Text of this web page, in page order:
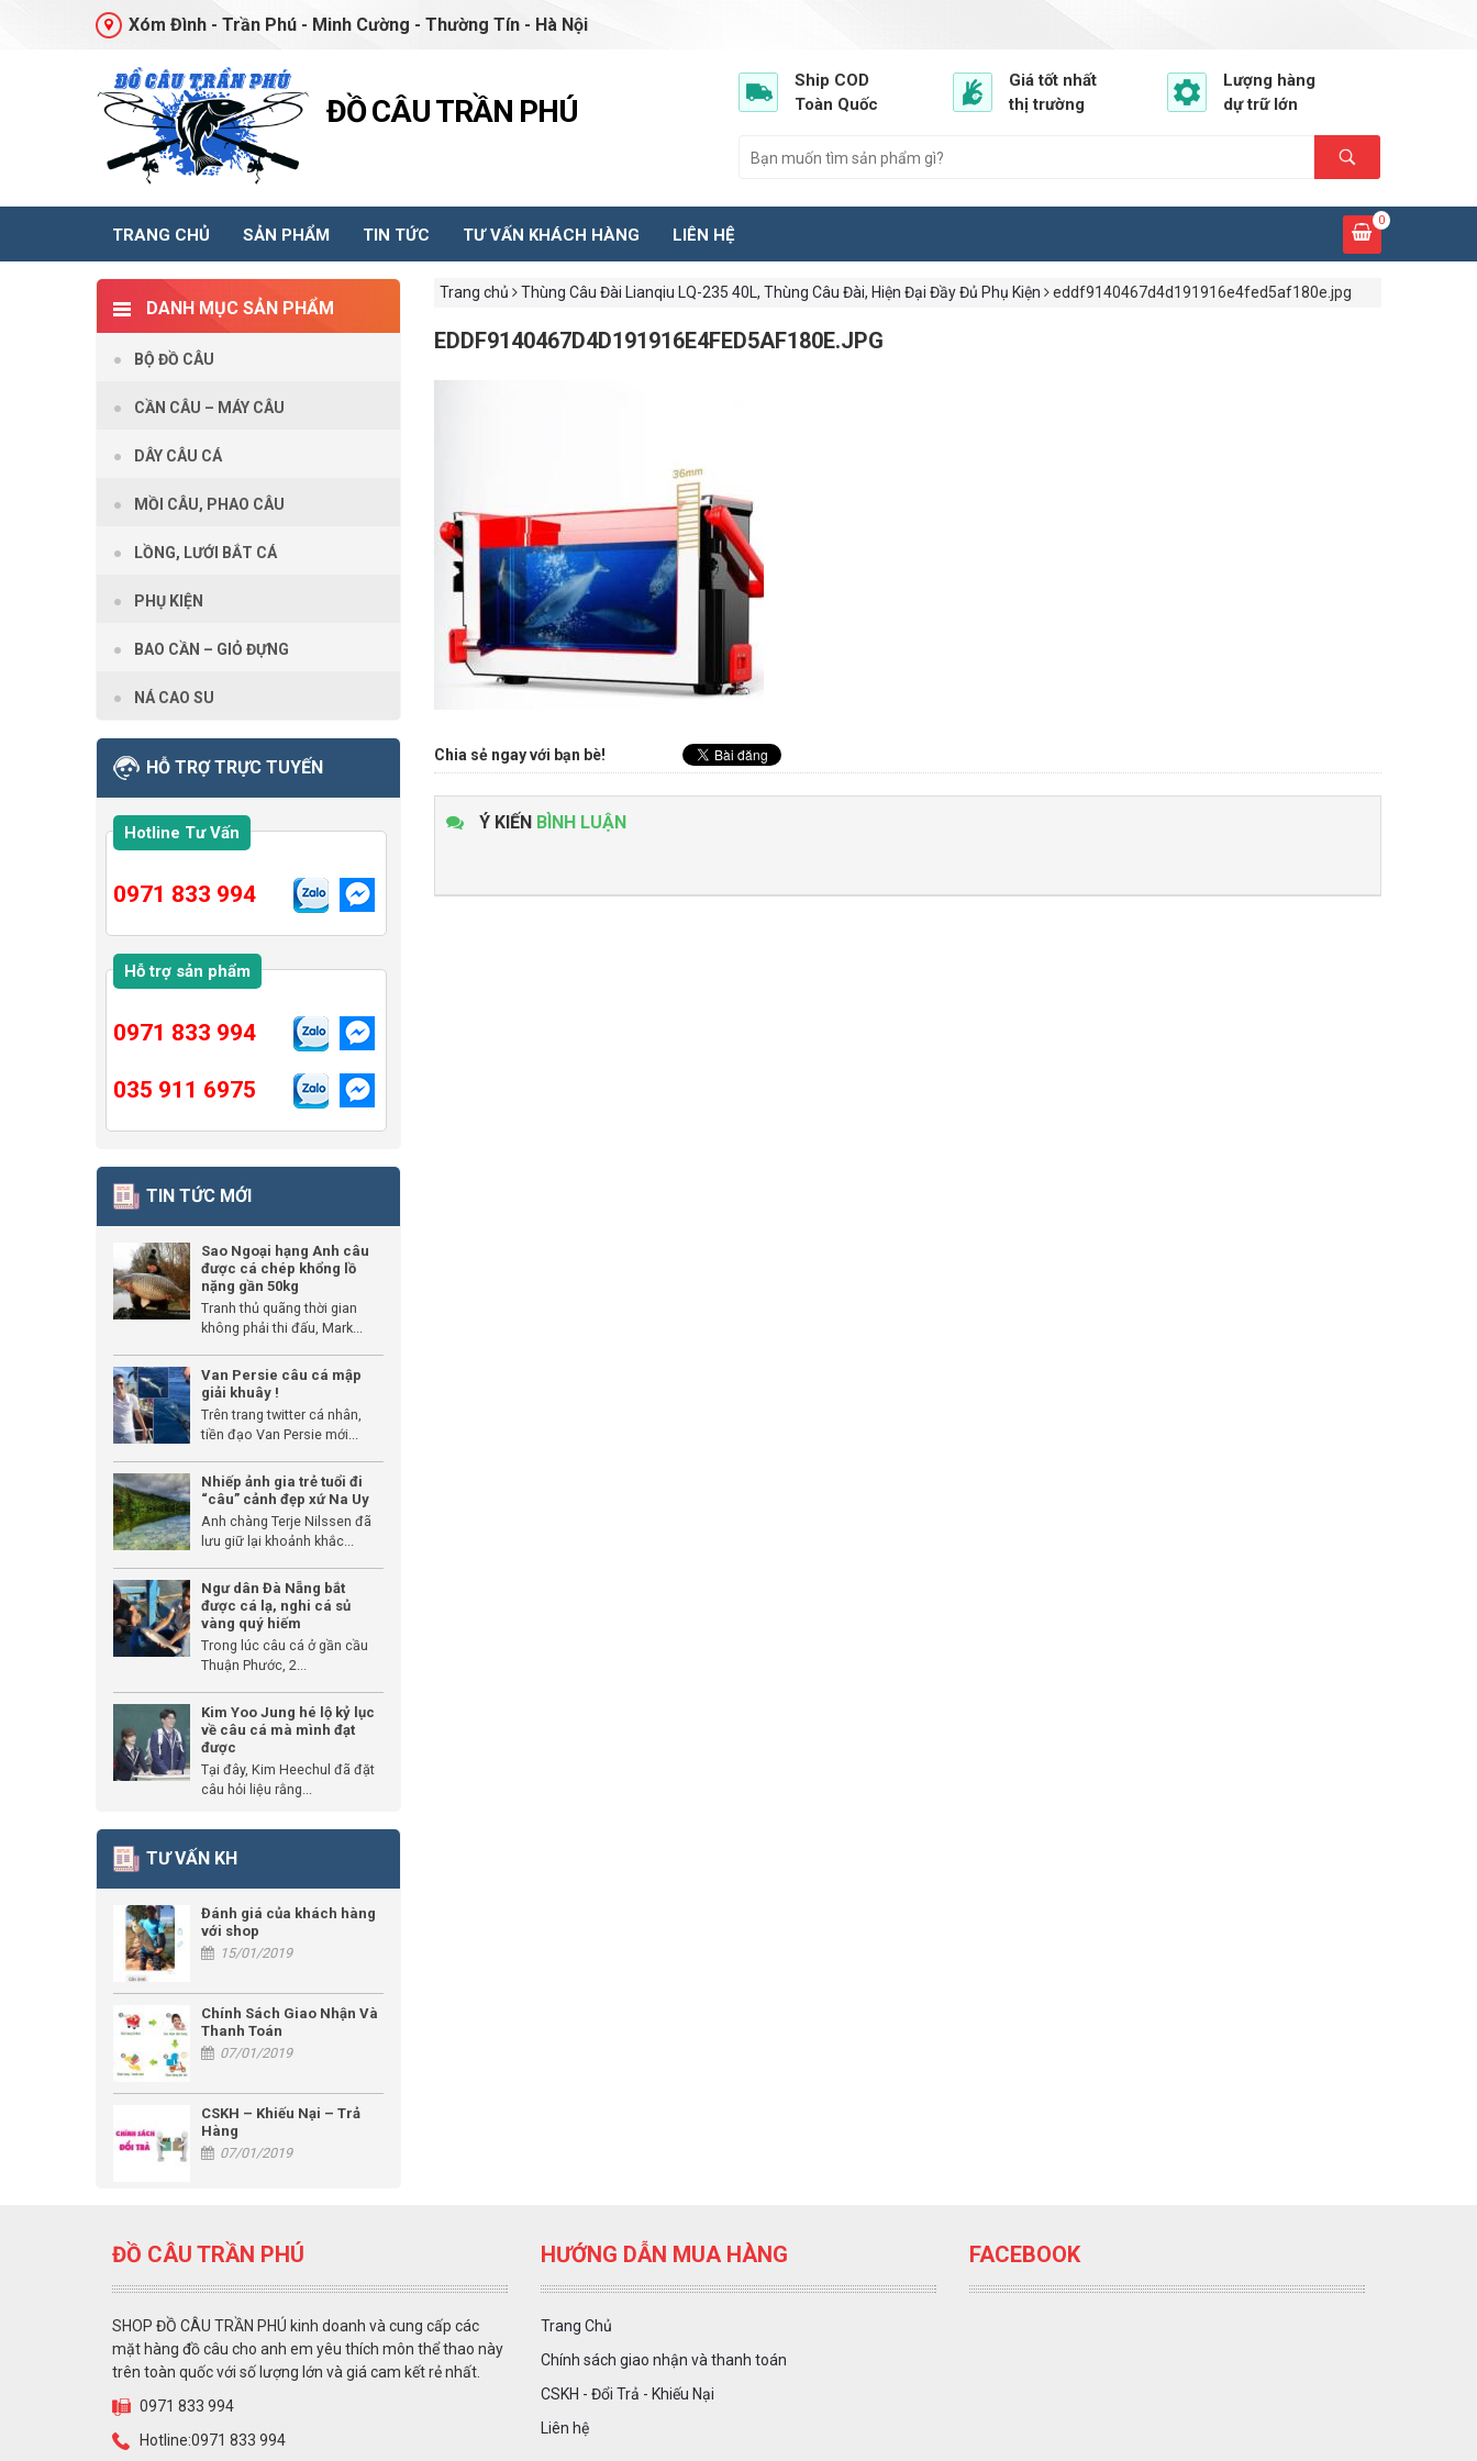
Xóm Đình - Trần Phú - Minh Cường - Thường Tín - Hà Nội
ĐỒ CÂU TRẦN PHÚ
Ship COD
Toàn Quốc
Giá tốt nhất
thị trường
Lượng hàng
dự trữ lớn
TRANG CHỦ SẢN PHẨM TIN TỨC TƯ VẤN KHÁCH HÀNG LIÊN HỆ
0
Trang chủ Thùng Câu Đài Lianqiu LQ-235 40L, Thùng Câu Đài, Hiện Đại Đầy Đủ Phụ Kiện eddf9140467d4d191916e4fed5af180e.jpg
EDDF9140467D4D191916E4FED5AF180E.JPG
Chia sẻ ngay với bạn bè!
Ý KIẾN BÌNH LUẬN
DANH MỤC SẢN PHẨM
BỘ ĐỒ CÂU
CẦN CÂU – MÁY CÂU
DÂY CÂU CÁ
MỒI CÂU, PHAO CÂU
LỒNG, LƯỚI BẮT CÁ
PHỤ KIỆN
BAO CẦN – GIỎ ĐỰNG
NÁ CAO SU
HỖ TRỢ TRỰC TUYẾN
Hotline Tư Vấn
0971 833 994
Hỗ trợ sản phẩm
0971 833 994
035 911 6975
TIN TỨC MỚI
Sao Ngoại hạng Anh câu
được cá chép khổng lồ
nặng gần 50kg
Tranh thủ quãng thời gian
không phải thi đấu, Mark...
Van Persie câu cá mập
giải khuây !
Trên trang twitter cá nhân,
tiền đạo Van Persie mới...
Nhiếp ảnh gia trẻ tuổi đi
“câu” cảnh đẹp xứ Na Uy
Anh chàng Terje Nilssen đã
lưu giữ lại khoảnh khắc...
Ngư dân Đà Nẵng bắt
được cá lạ, nghi cá sủ
vàng quý hiếm
Trong lúc câu cá ở gần cầu
Thuận Phước, 2...
Kim Yoo Jung hé lộ kỷ lục
về câu cá mà mình đạt
được
Tại đây, Kim Heechul đã đặt
câu hỏi liệu rằng...
TƯ VẤN KH
Đánh giá của khách hàng
với shop
15/01/2019
Chính Sách Giao Nhận Và
Thanh Toán
07/01/2019
CSKH – Khiếu Nại – Trả
Hàng
07/01/2019
ĐỒ CÂU TRẦN PHÚ
SHOP ĐỒ CÂU TRẦN PHÚ kinh doanh và cung cấp các
mặt hàng đồ câu cho anh em yêu thích môn thể thao này
trên toàn quốc với số lượng lớn và giá cam kết rẻ nhất.
0971 833 994
Hotline:0971 833 994
HƯỚNG DẪN MUA HÀNG
Trang Chủ
Chính sách giao nhận và thanh toán
CSKH - Đổi Trả - Khiếu Nại
Liên hệ
FACEBOOK